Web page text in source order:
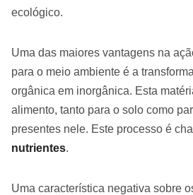
ecológico.
Uma das maiores vantagens na
para o meio ambiente é a
orgânica em inorgânica. Esta
alimento, tanto para o solo como
presentes nele. Este processo é
nutrientes.
Uma característica negativa sobre